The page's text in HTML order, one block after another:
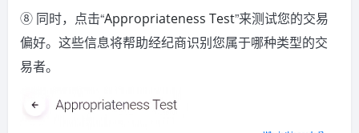
⑧ 同时，点击“Appropriateness Test”来测试您的交易
偏好。这些信息将帮助经纪商识别您属于哪种类型的交
易者。